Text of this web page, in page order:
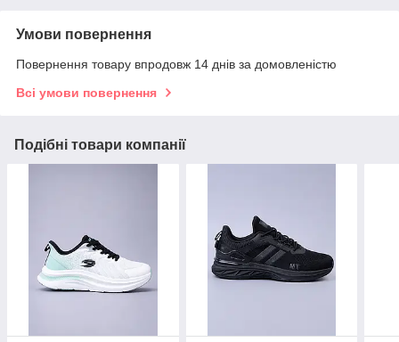
Умови повернення
Повернення товару впродовж 14 днів за домовленістю
Всі умови повернення
Подібні товари компанії